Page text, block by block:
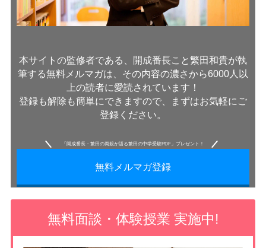
本サイトの監修者である、開成番長こと繁田和貴が執
筆する無料メルマガは、その内容の濃さから6000人以
上の読者に愛読されています！
登録も解除も簡単にできますので、まずはお気軽にご
登録ください。
「開成番長・繁田の両親が語る繁田の中学受験PDF」プレゼント！
無料メルマガ登録
無料面談・体験授業 実施中!